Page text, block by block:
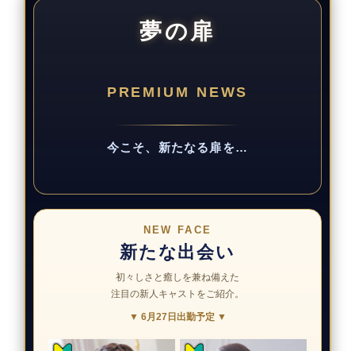
夢の扉
PREMIUM NEWS
今こそ、新たなる扉を…
NEW FACE
新たな出会い
初々しさと癒しを兼ね備えた
注目の新人キャストをご紹介。
▼ 6月27日出勤予定 ▼